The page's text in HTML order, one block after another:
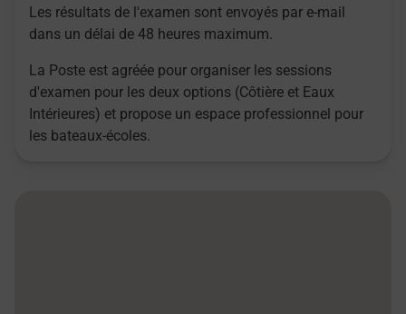
Les résultats de l'examen sont envoyés par e-mail
dans un délai de 48 heures maximum.
La Poste est agréée pour organiser les sessions
d'examen pour les deux options (Côtière et Eaux
Intérieures) et propose un espace professionnel pour
les bateaux-écoles.